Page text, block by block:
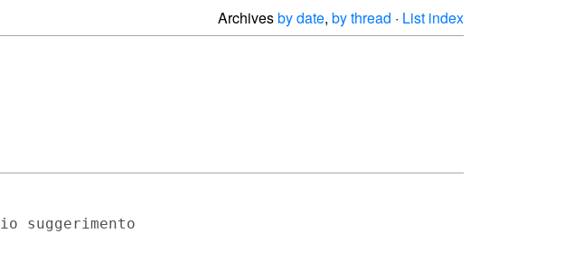
Archivesby date, by thread · List index
suggerimento